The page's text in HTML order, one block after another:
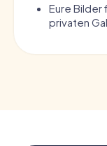
Eure Bilder
privaten